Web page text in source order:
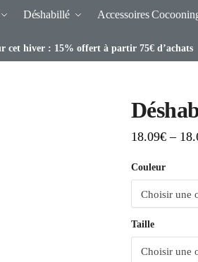
Déshabillé Accessoires
cet hiver : 15% offert à partir 75€ d’achats
18.09€–
Couleur
Taille